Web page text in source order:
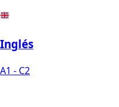
Inglés
A1 - C2